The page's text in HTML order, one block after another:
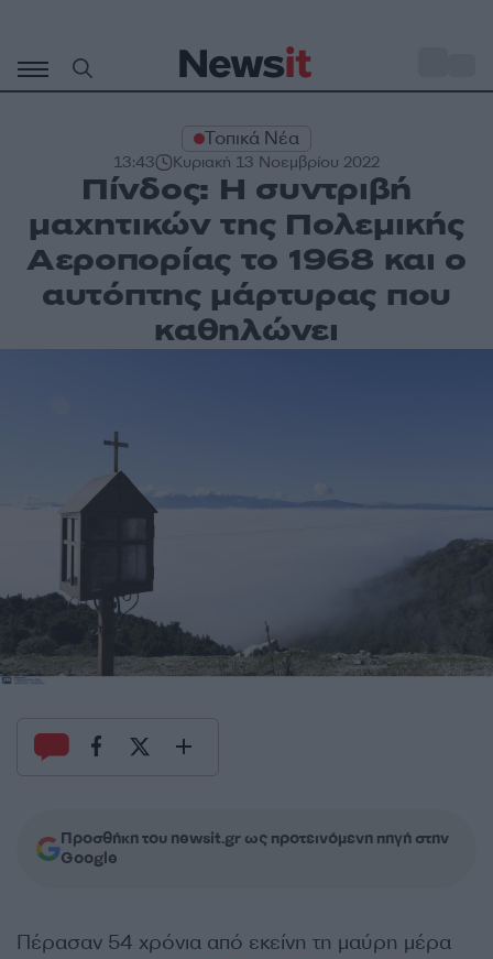
περιεχόμενο
Τοπικά Νέα
13:43 Κυριακή 13 Νοεμβρίου 2022
Πίνδος: Η συντριβή
μαχητικών της Πολεμικής
Αεροπορίας το 1968 και ο
αυτόπτης μάρτυρας που
καθηλώνει
Προσθήκη του newsit.gr ως προτεινόμενη πηγή στην
Google
Πέρασαν 54 χρόνια από εκείνη τη μαύρη μέρα